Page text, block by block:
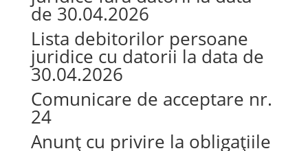
de 30.04.2026
Lista debitorilor persoane
juridice cu datorii la data de
30.04.2026
Comunicare de acceptare nr.
24
Anunț cu privire la obligațiile